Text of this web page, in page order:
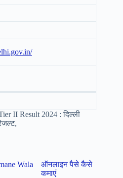
II Result 2024 : दिल्ली
Wala
ऑनलाइन पैसे कैसे
कमाएं